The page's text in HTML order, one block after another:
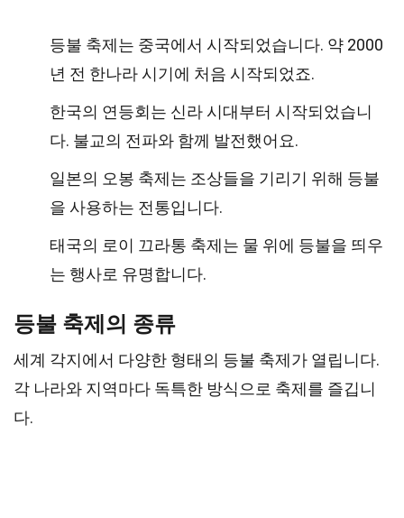
등불 축제는 중국에서 시작되었습니다. 약 2000
년 전 한나라 시기에 처음 시작되었죠.
한국의 연등회는 신라 시대부터 시작되었습니
다. 불교의 전파와 함께 발전했어요.
일본의 오봉 축제는 조상들을 기리기 위해 등불
을 사용하는 전통입니다.
태국의 로이 끄라통 축제는 물 위에 등불을 띄우
는 행사로 유명합니다.
등불 축제의 종류
세계 각지에서 다양한 형태의 등불 축제가 열립니다.
각 나라와 지역마다 독특한 방식으로 축제를 즐깁니
다.